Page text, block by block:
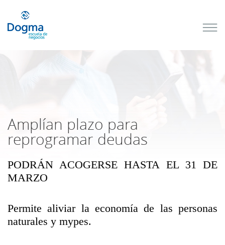
Amplían plazo para
reprogramar deudas
PODRÁN ACOGERSE HASTA EL 31 DE
MARZO
Permite aliviar la economía de las personas
naturales y mypes.
próximos
Más Cursos